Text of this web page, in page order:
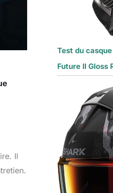
Il
Test du
Future II Gloss